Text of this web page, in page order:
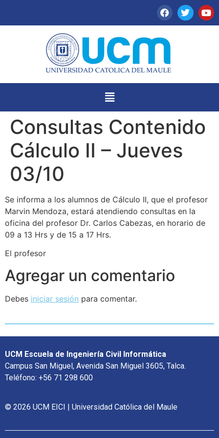
Consultas Contenido
Cálculo II – Jueves
03/10
Se informa a los alumnos de Cálculo II, que el profesor
Marvin Mendoza, estará atendiendo consultas en la
oficina del profesor Dr. Carlos Cabezas, en horario de
09 a 13 Hrs y de 15 a 17 Hrs.
El profesor
Agregar un comentario
Debes iniciar sesión para comentar.
UCM Escuela de Ingeniería Civil Informática
Campus San Miguel, Avenida San Miguel 3605, Talca.
Teléfono: +56 71 298 600
© 2026 UCM EICI | Universidad Católica del Maule